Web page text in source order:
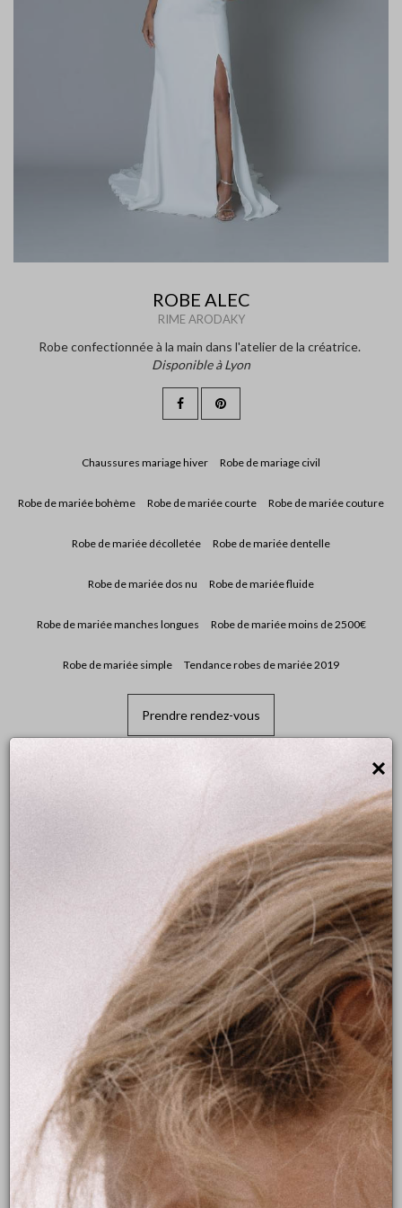
×
ROBE ALEC
RIME ARODAKY
Robe confectionnée à la main dans l'atelier de la créatrice.
Disponible à Lyon
Chaussures mariage hiver Robe de mariage civil
Robe de mariée bohème Robe de mariée courte Robe de mariée couture
Robe de mariée décolletée Robe de mariée dentelle
Robe de mariée dos nu Robe de mariée fluide
Robe de mariée manches longues Robe de mariée moins de 2500€
Robe de mariée simple Tendance robes de mariée 2019
Prendre rendez-vous